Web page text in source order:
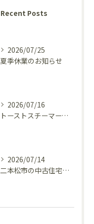
Recent Posts
2026/07/25
夏季休業のお知らせ
2026/07/16
トーストスチーマーで、いつものパンが少し変わった話
2026/07/14
二本松市の中古住宅、リフォーム前の様子を見てきました(^^♪